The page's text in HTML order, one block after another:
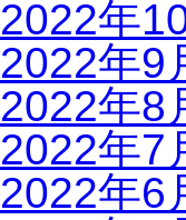
2022年
2022年9
2022年8
2022年7
2022年6